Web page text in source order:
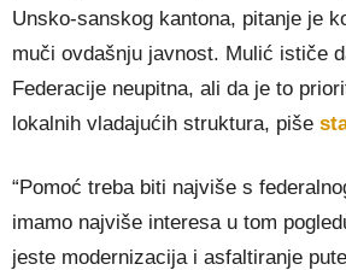
Unsko-sanskog kantona, pitanje je
muči ovdašnju javnost. Mulić ističe
Federacije neupitna, ali da je to
lokalnih vladajućih struktura, piše
“Pomoć treba biti najviše s
imamo najviše interesa u tom
jeste modernizacija i asfaltiranje